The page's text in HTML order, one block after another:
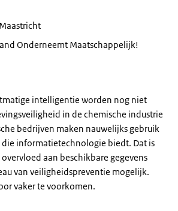
Onderneemt Maatschappelijk!
intelligentie worden nog niet
in de chemische industrie
bedrijven maken nauwelijks gebruik
die informatietechnologie biedt. Dat is
aan beschikbare gegevens
van veiligheidspreventie mogelijk.
vaker te voorkomen.